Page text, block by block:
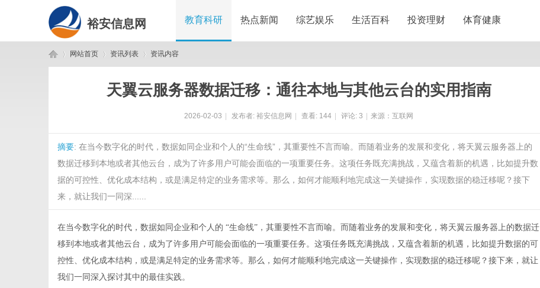
裕安信息网 教育科研 热点新闻 综艺娱乐 生活百科 投资理财 体育健康
网站首页 资讯列表 资讯内容
天翼云服务器数据迁移：通往本地与其他云台的实用指南
2026-02-03 发布者: 裕安信息网 查看: 144 评论: 3 来源：互联网
摘要: 在当今数字化的时代，数据如同企业和个人的“生命线”，其重要性不言而喻。而随着业务的发展和变化，将天翼云服务器上的
数据迁移到本地或者其他云台，成为了许多用户可能会面临的一项重要任务。这项任务既充满挑战，又蕴含着新的机遇，比如提升数
据的可控性、优化成本结构，或是满足特定的业务需求等。那么，如何才能顺利地完成这一关键操作，实现数据的稳迁移呢？接下
来，就让我们一同深......
在当今数字化的时代，数据如同企业和个人的 “生命线”，其重要性不言而喻。而随着业务的发展和变化，将天翼云服务器上的数据迁
移到本地或者其他云台，成为了许多用户可能会面临的一项重要任务。这项任务既充满挑战，又蕴含着新的机遇，比如提升数据的可
控性、优化成本结构，或是满足特定的业务需求等。那么，如何才能顺利地完成这一关键操作，实现数据的稳迁移呢？接下来，就让
我们一同深入探讨其中的最佳实践。